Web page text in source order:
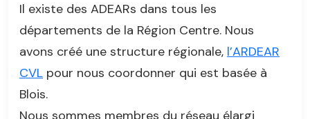
Il existe des ADEARs dans tous les
départements de la Région Centre. Nous
avons créé une structure régionale, l’ARDEAR
CVL pour nous coordonner qui est basée à
Blois.
Nous sommes membres du réseau élargi